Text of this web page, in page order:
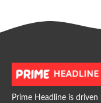
Prime Headline is